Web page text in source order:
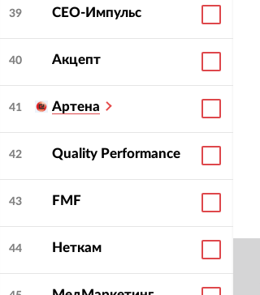
39 СЕО-Импульс
40 Акцепт
41 Артена
42 Quality Performance
43 FMF
44 Неткам
интернет-продаж
Apteka.ru
Zum Punkt